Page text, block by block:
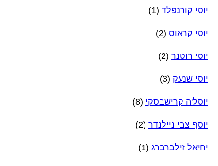
יוסי קורנפלד (1)
יוסי קראוס (2)
יוסי רוטנר (2)
יוסי שנעק (3)
יוסל'ה קרישבסקי (8)
יוסף צבי ניילנדר (2)
יחיאל זילברברג (1)